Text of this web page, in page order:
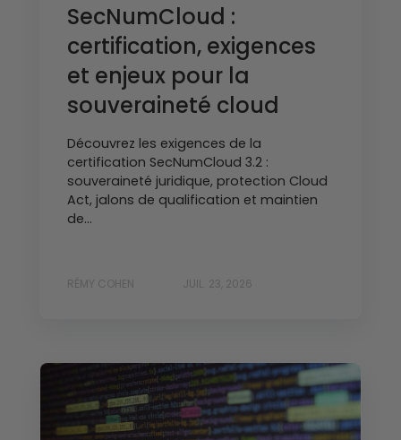
SecNumCloud :
certification, exigences
et enjeux pour la
souveraineté cloud
Découvrez les exigences de la
certification SecNumCloud 3.2 :
souveraineté juridique, protection Cloud
Act, jalons de qualification et maintien
de...
RÉMY COHEN JUIL. 23, 2026